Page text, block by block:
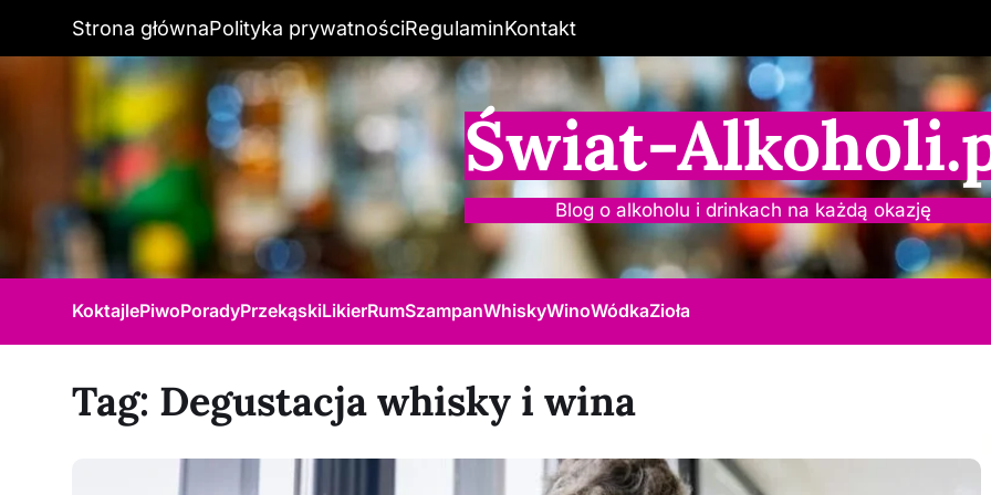
Strona głównaPolityka prywatnościRegulaminKontakt
Świat-
Blog o alkoholu i drinkach na każdą okazję
KoktajlePiwoPoradyPrzekąskiLikierRumSzampanWhiskyWinoWódkaZioła
Tag: Degustacja whisky i wina